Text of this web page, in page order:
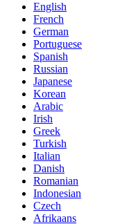
English
French
German
Portuguese
Spanish
Russian
Japanese
Korean
Arabic
Irish
Greek
Turkish
Italian
Danish
Romanian
Indonesian
Czech
Afrikaans